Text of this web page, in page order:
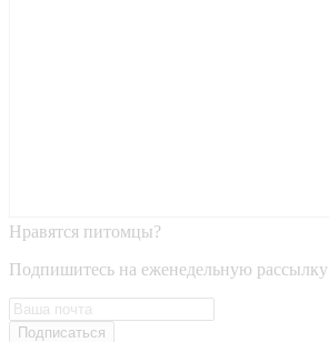
Нравятся питомцы?
Подпишитесь на еженедельную рассылку
Подписаться